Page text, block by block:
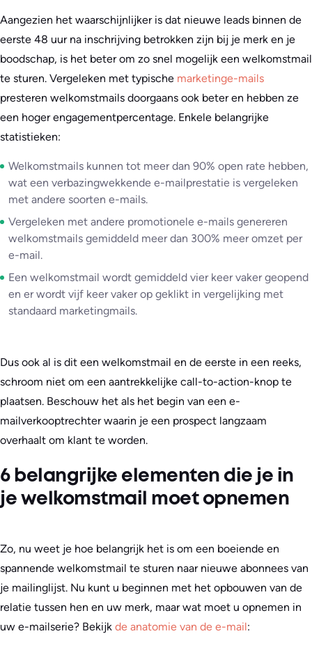
Aangezien het waarschijnlijker is dat nieuwe leads binnen de
eerste 48 uur na inschrijving betrokken zijn bij je merk en je
boodschap, is het beter om zo snel mogelijk een welkomstmail
te sturen. Vergeleken met typische marketinge-mails
presteren welkomstmails doorgaans ook beter en hebben ze
een hoger engagementpercentage. Enkele belangrijke
statistieken:
Welkomstmails kunnen tot meer dan 90% open rate hebben,
wat een verbazingwekkende e-mailprestatie is vergeleken
met andere soorten e-mails.
Vergeleken met andere promotionele e-mails genereren
welkomstmails gemiddeld meer dan 300% meer omzet per
e-mail.
Een welkomstmail wordt gemiddeld vier keer vaker geopend
en er wordt vijf keer vaker op geklikt in vergelijking met
standaard marketingmails.
Dus ook al is dit een welkomstmail en de eerste in een reeks,
schroom niet om een aantrekkelijke call-to-action-knop te
plaatsen. Beschouw het als het begin van een e-
mailverkooptrechter waarin je een prospect langzaam
overhaalt om klant te worden.
6 belangrijke elementen die je in
je welkomstmail moet opnemen
Zo, nu weet je hoe belangrijk het is om een boeiende en
spannende welkomstmail te sturen naar nieuwe abonnees van
je mailinglijst. Nu kunt u beginnen met het opbouwen van de
relatie tussen hen en uw merk, maar wat moet u opnemen in
uw e-mailserie? Bekijk de anatomie van de e-mail: